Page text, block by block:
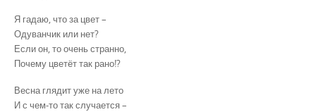
Я гадаю, что за цвет –
Одуванчик или нет?
Если он, то очень странно,
Почему цветёт так рано!?
Весна глядит уже на лето
И с чем-то так случается –